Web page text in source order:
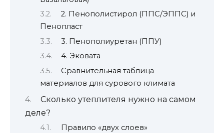
2. Пенополистирол (ППС/ЭППС) и
Пенопласт
3. Пенополиуретан (ППУ)
4. Эковата
Сравнительная таблица
материалов для сурового климата
Сколько утеплителя нужно на самом
деле?
Правило «двух слоев»